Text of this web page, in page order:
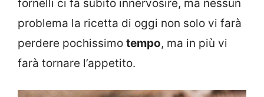
fornelli ci fa subito innervosire, ma nessun
problema la ricetta di oggi non solo vi farà
perdere pochissimo tempo, ma in più vi
farà tornare l’appetito.